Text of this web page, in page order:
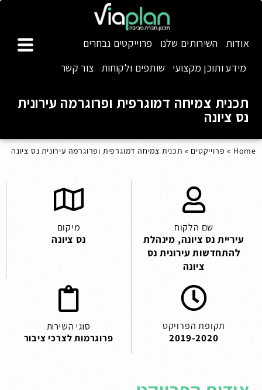
אודות השירותים שלנו
פרוייקטים נבחרים
מידע ותוכן מקצועי
שותפים ולקוחות צור קשר
תכנית צמיחה דמוגרפית ופרוגרמה עירונית
נס ציונה
Home
» פרוייקטים » תכנית צמיחה דמוגרפית ופרוגרמה עירונית נס ציונה
שם הלקוח
עיריית נס ציונה, מינהלת
להתחדשות עירונית נס
ציונה
מיקום
נס ציונה
תקופת הפרויקט
2019-2020
סוגי השירות
פרוגרמות לצרכי ציבור